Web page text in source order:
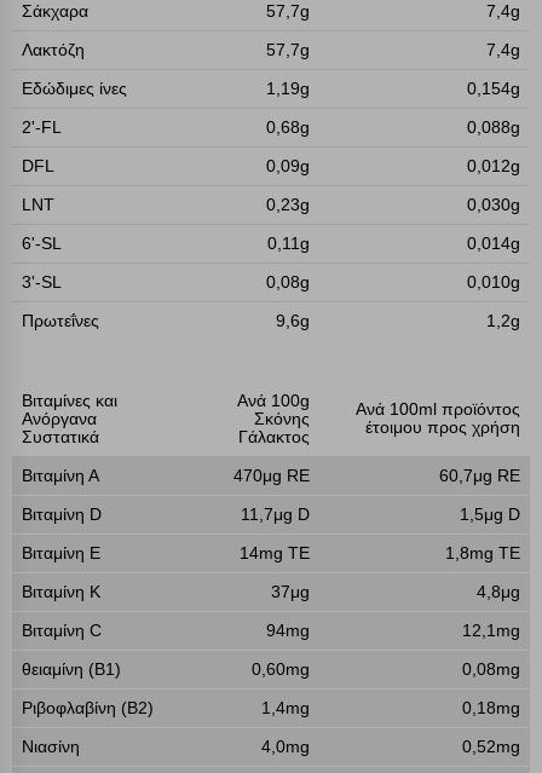
Σάκχαρα 57,7g
7,4g
Λακτόζη
57,7g
7,4g
Εδώδιμες ίνες
1,19g
0,154g
2'-FL
0,68g
0,088g
DFL
0,09g
0,012g
LNT
0,23g
0,030g
6'-SL
0,11g
0,014g
3'-SL
0,08g
0,010g
Πρωτεΐνες
9,6g 1,2g
Βιταμίνες και
Ανόργανα
Συστατικά
Ανά 100g
Σκόνης
Γάλακτος
Ανά 100ml προϊόντος
έτοιμου προς χρήση
Βιταμίνη Α 470μg RE
60,7μg RE
Βιταμίνη D
11,7μg D
1,5μg D
Bιταμίνη Ε
14mg TE
1,8mg TE
Βιταμίνη Κ
37μg
4,8μg
Βιταμίνη C
94mg
12,1mg
θειαμίνη (Β1)
0,60mg
0,08mg
Ριβοφλαβίνη (Β2)
1,4mg
0,18mg
Νιασίνη
4,0mg 0,52mg